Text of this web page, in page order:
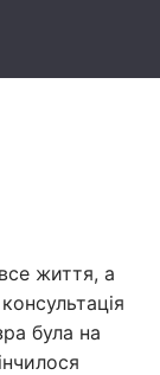
життя, а
була на